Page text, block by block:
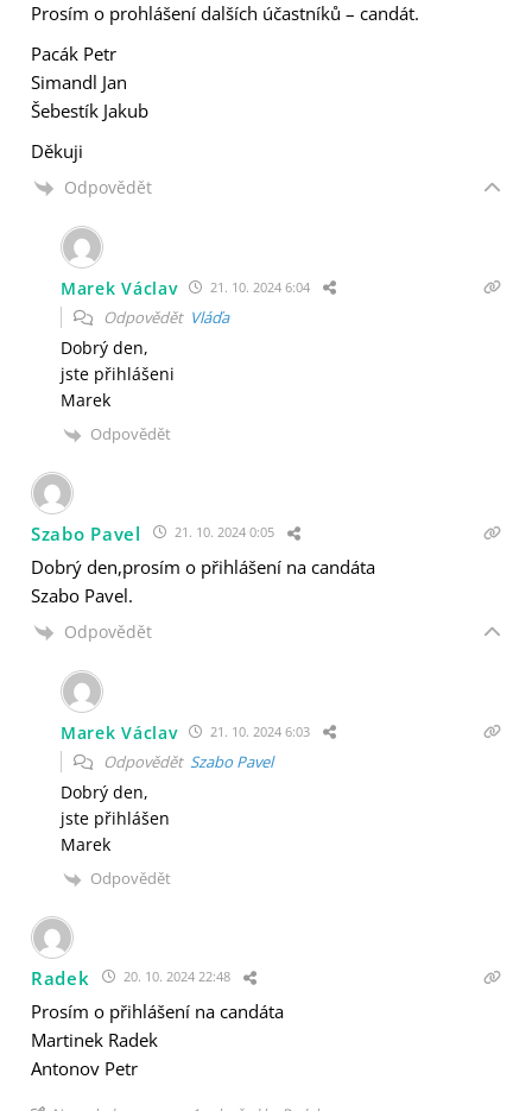
Prosím o prohlášení dalších účastníků – candát.
Pacák Petr
Simandl Jan
Šebestík Jakub
Děkuji
Odpovědět
Marek Václav 21. 10. 2024 6:04
Odpovědět Vláďa
Dobrý den,
jste přihlášeni
Marek
Odpovědět
Szabo Pavel 21. 10. 2024 0:05
Dobrý den,prosím o přihlášení na candáta
Szabo Pavel.
Odpovědět
Marek Václav 21. 10. 2024 6:03
Odpovědět Szabo Pavel
Dobrý den,
jste přihlášen
Marek
Odpovědět
Radek 20. 10. 2024 22:48
Prosím o přihlášení na candáta
Martinek Radek
Antonov Petr